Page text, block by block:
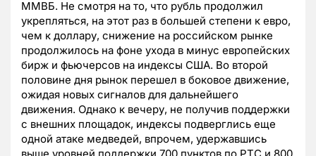
ММВБ. Не смотря на то, что рубль продолжил
укрепляться, на этот раз в большей степени к евро,
чем к доллару, снижение на российском рынке
продолжилось на фоне ухода в минус европейских
бирж и фьючерсов на индексы США. Во второй
половине дня рынок перешел в боковое движение,
ожидая новых сигналов для дальнейшего
движения. Однако к вечеру, не получив поддержки
с внешних площадок, индексы подверглись еще
одной атаке медведей, впрочем, удержавшись